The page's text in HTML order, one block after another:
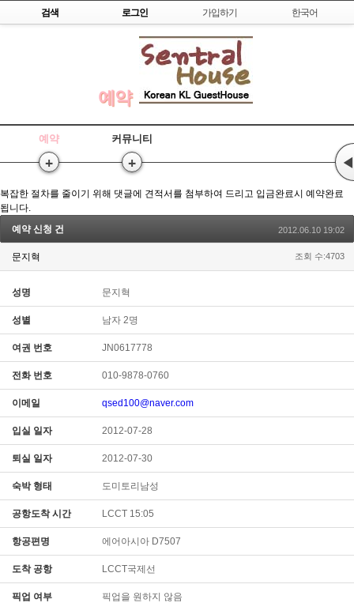
Skip to content
검색 로그인 가입하기 한국어
예약
예약
+
커뮤니티
+ ◀
복잡한 절차를 줄이기 위해 댓글에 견적서를 첨부하여 드리고 입금완료시 예약완료
됩니다.
예약 신청 건
2012.06.10 19:02
문지혁 조회 수:4703
성명 문지혁
성별 남자 2명
여권 번호 JN0617778
전화 번호 010-9878-0760
이메일 qsed100@naver.com
입실 일자 2012-07-28
퇴실 일자 2012-07-30
숙박 형태 도미토리남성
공항도착 시간 LCCT 15:05
항공편명 에어아시아 D7507
도착 공항 LCCT국제선
픽업 여부 픽업을 원하지 않음